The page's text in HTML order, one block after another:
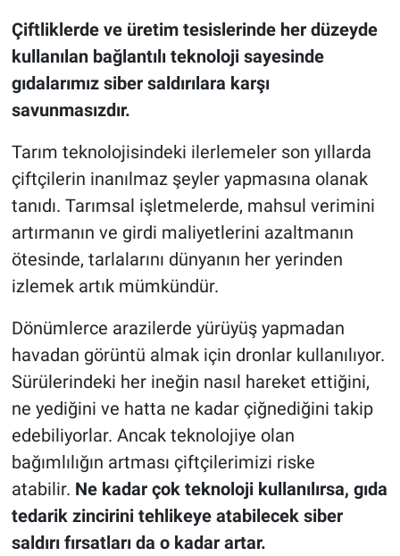
Çiftliklerde ve üretim tesislerinde her düzeyde
kullanılan bağlantılı teknoloji sayesinde
gıdalarımız siber saldırılara karşı
savunmasızdır.
Tarım teknolojisindeki ilerlemeler son yıllarda
çiftçilerin inanılmaz şeyler yapmasına olanak
tanıdı. Tarımsal işletmelerde, mahsul verimini
artırmanın ve girdi maliyetlerini azaltmanın
ötesinde, tarlalarını dünyanın her yerinden
izlemek artık mümkündür.
Dönümlerce arazilerde yürüyüş yapmadan
havadan görüntü almak için dronlar kullanılıyor.
Sürülerindeki her ineğin nasıl hareket ettiğini,
ne yediğini ve hatta ne kadar çiğnediğini takip
edebiliyorlar. Ancak teknolojiye olan
bağımlılığın artması çiftçilerimizi riske
atabilir. Ne kadar çok teknoloji kullanılırsa, gıda
tedarik zincirini tehlikeye atabilecek siber
saldırı fırsatları da o kadar artar.